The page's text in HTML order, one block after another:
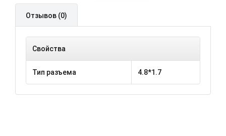
Отзывов (0)
Свойства
Тип разъема 4.8*1.7